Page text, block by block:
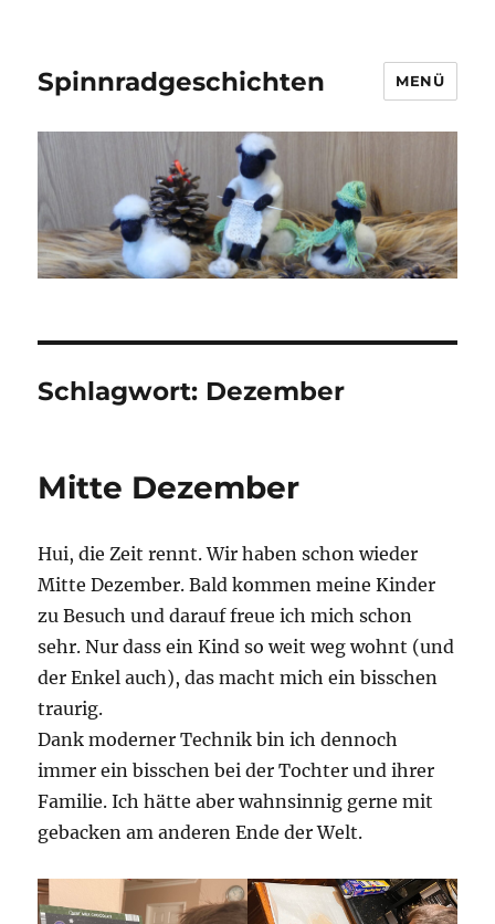
Spinnradgeschichten MENÜ
Schlagwort: Dezember
Mitte Dezember
Hui, die Zeit rennt. Wir haben schon wieder
Mitte Dezember. Bald kommen meine Kinder
zu Besuch und darauf freue ich mich schon
sehr. Nur dass ein Kind so weit weg wohnt (und
der Enkel auch), das macht mich ein bisschen
traurig.
Dank moderner Technik bin ich dennoch
immer ein bisschen bei der Tochter und ihrer
Familie. Ich hätte aber wahnsinnig gerne mit
gebacken am anderen Ende der Welt.